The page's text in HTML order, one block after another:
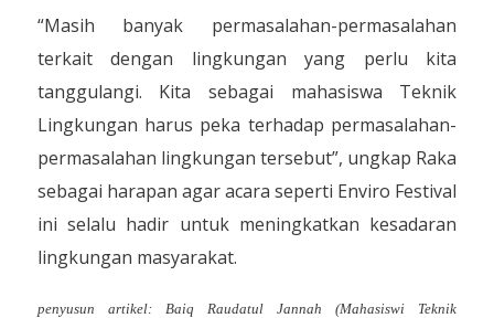
“Masih banyak permasalahan-permasalahan
terkait dengan lingkungan yang perlu kita
tanggulangi. Kita sebagai mahasiswa Teknik
Lingkungan harus peka terhadap permasalahan-
permasalahan lingkungan tersebut”, ungkap Raka
sebagai harapan agar acara seperti Enviro Festival
ini selalu hadir untuk meningkatkan kesadaran
lingkungan masyarakat.
penyusun artikel: Baiq Raudatul Jannah (Mahasiswi Teknik